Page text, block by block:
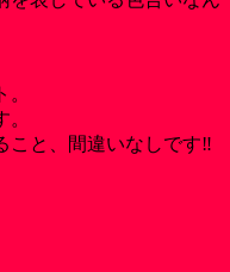
こと、間違いなしです‼️